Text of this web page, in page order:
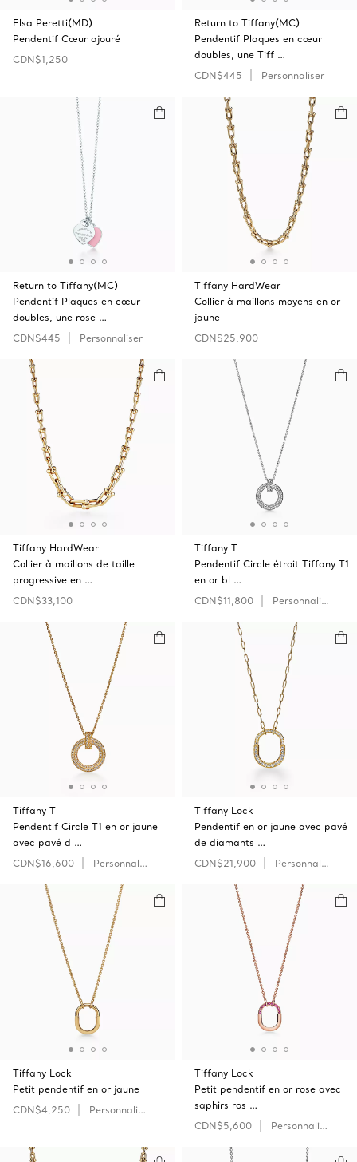
Elsa Peretti(MD)
Pendentif Cœur ajouré
CDN$1,250
Return to Tiffany(MC)
Pendentif Plaques en cœur
doubles, une Tiff …
CDN$445
Personnaliser
Return to Tiffany(MC)
Pendentif Plaques en cœur
doubles, une rose …
CDN$445
Personnaliser
Tiffany HardWear
Collier à maillons moyens en or
jaune
CDN$25,900
Tiffany HardWear
Collier à maillons de taille
progressive en …
CDN$33,100
Tiffany T
Pendentif Circle étroit Tiffany T1
en or bl …
CDN$11,800
Personnaliser
Tiffany T
Pendentif Circle T1 en or jaune
avec pavé d …
CDN$16,600
Personnaliser
Tiffany Lock
Pendentif en or jaune avec pavé
de diamants …
CDN$21,900
Personnaliser
Tiffany Lock
Petit pendentif en or jaune
CDN$4,250
Personnaliser
Tiffany Lock
Petit pendentif en or rose avec
saphirs ros …
CDN$5,600
Personnaliser